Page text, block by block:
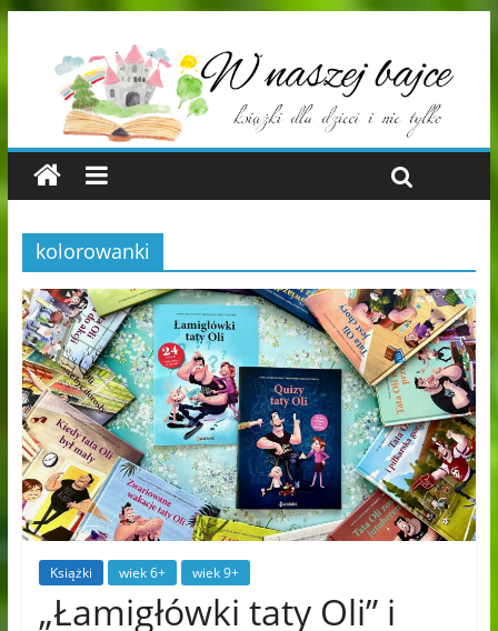
kolorowanki
Książki wiek 6+ wiek 9+
„Łamigłówki taty Oli” i